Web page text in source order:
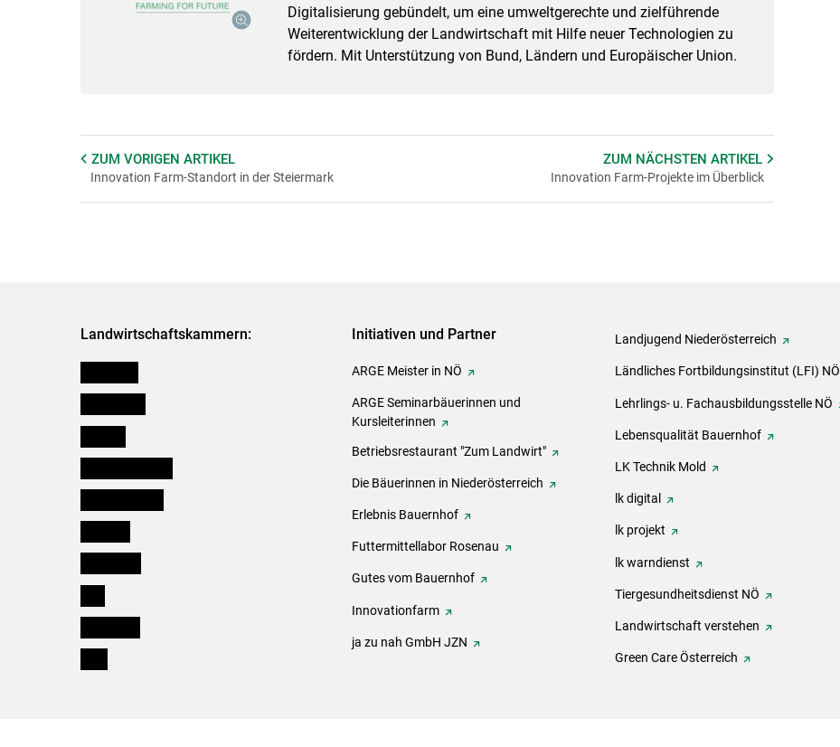
Digitalisierung gebündelt, um eine umweltgerechte und zielführende
Weiterentwicklung der Landwirtschaft mit Hilfe neuer Technologien zu
fördern. Mit Unterstützung von Bund, Ländern und Europäischer Union.
ZUM VORIGEN ARTIKEL
Innovation Farm-Standort in der Steiermark
ZUM NÄCHSTENARTIKEL
Innovation Farm-Projekte im Überblick
Landwirtschaftskammern: Initiativen und Partner
ARGE Meister in NÖ
ARGE Seminarbäuerinnen und
Kursleiterinnen
Betriebsrestaurant "Zum Landwirt"
Die Bäuerinnen in Niederösterreich
Erlebnis Bauernhof
Futtermittellabor Rosenau
Gutes vom Bauernhof
Innovationfarm
ja zu nah GmbH JZN
Landjugend Niederösterreich
Ländliches Fortbildungsinstitut (LFI) NÖ
Lehrlings- u. Fachausbildungsstelle NÖ
Lebensqualität Bauernhof
LK Technik Mold
lk digital
lk projekt
lk warndienst
Tiergesundheitsdienst NÖ
Landwirtschaft verstehen
Green Care Österreich